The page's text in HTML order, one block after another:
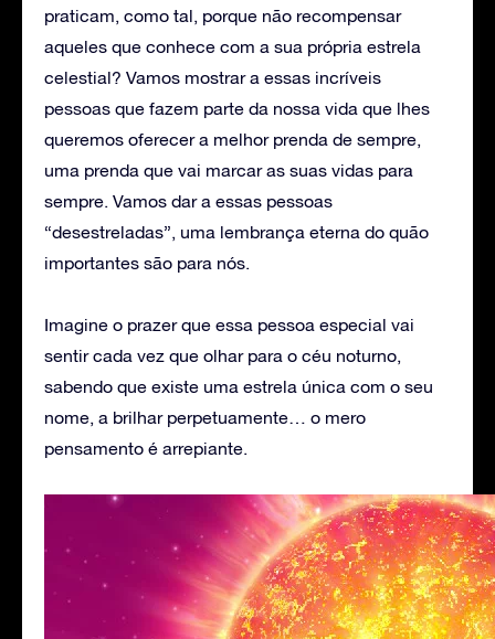
praticam, como tal, porque não recompensar
aqueles que conhece com a sua própria estrela
celestial? Vamos mostrar a essas incríveis
pessoas que fazem parte da nossa vida que lhes
queremos oferecer a melhor prenda de sempre,
uma prenda que vai marcar as suas vidas para
sempre. Vamos dar a essas pessoas
“desestreladas”, uma lembrança eterna do quão
importantes são para nós.
Imagine o prazer que essa pessoa especial vai
sentir cada vez que olhar para o céu noturno,
sabendo que existe uma estrela única com o seu
nome, a brilhar perpetuamente… o mero
pensamento é arrepiante.